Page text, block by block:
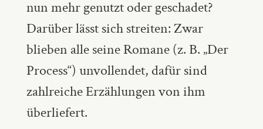
nun mehr genutzt oder geschadet?
Darüber lässt sich streiten: Zwar
blieben alle seine Romane (z. B. „Der
Process“) unvollendet, dafür sind
zahlreiche Erzählungen von ihm
überliefert.